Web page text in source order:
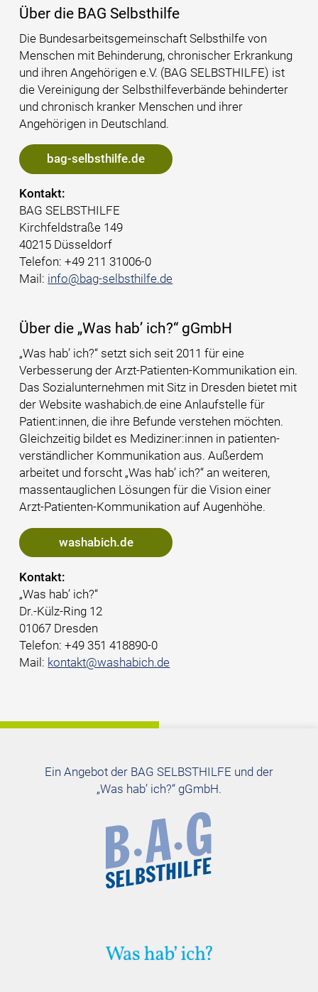
Über die BAG Selbsthilfe
Die Bundesarbeits­gemeinschaft Selbsthilfe von
Menschen mit Behinderung, chronischer Erkrankung
und ihren Angehörigen e.V. (BAG SELBSTHILFE) ist
die Vereinigung der Selbsthilfeverbände behinderter
und chronisch kranker Menschen und ihrer
Angehörigen in Deutschland.
bag-selbsthilfe.de
Kontakt:
BAG SELBSTHILFE
Kirchfeldstraße 149
40215 Düsseldorf
Telefon: +49 211 31006-0
Mail: info@bag-selbsthilfe.de
Über die Was hab’ ich? gGmbH
Was hab’ ich? setzt sich seit 2011 für eine
Verbesserung der Arzt-Patienten-Kommunikation ein.
Das Sozialunternehmen mit Sitz in Dresden bietet mit
der Website washabich.de eine Anlaufstelle für
Patient:innen, die ihre Befunde verstehen möchten.
Gleichzeitig bildet es Mediziner:innen in patienten­
verständlicher Kommunikation aus. Außerdem
arbeitet und forscht Was hab’ ich? an weiteren,
massentauglichen Lösungen für die Vision einer
Arzt-Patienten-Kommunikation auf Augenhöhe.
washabich.de
Kontakt:
Was hab’ ich?
Dr.-Külz-Ring 12
01067 Dresden
Telefon: +49 351 418890-0
Mail: kontakt@washabich.de
Ein Angebot der BAG SELBSTHILFE und der
Was hab’ ich? gGmbH.